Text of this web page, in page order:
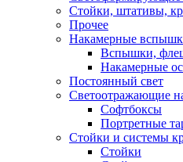
Стойки, штативы,
Прочее
Накамерные
Вспышки,
Накамерные
Постоянный свет
Светоотражающие
Софтбоксы
Портретные
Стойки и системы
Стойки